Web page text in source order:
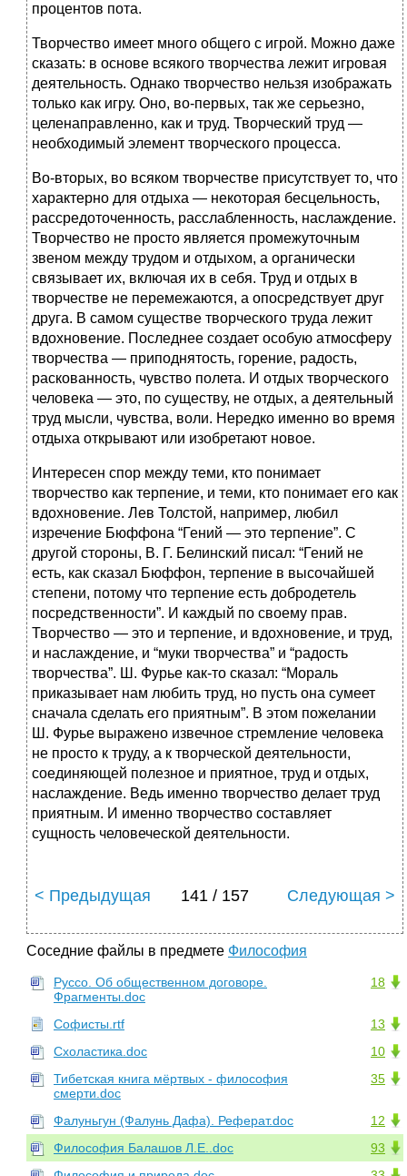
процентов пота.
Творчество имеет много общего с игрой. Можно даже
сказать: в основе всякого творчества лежит игровая
деятельность. Однако творчество нельзя изображать
только как игру. Оно, во-первых, так же серьезно,
целенаправленно, как и труд. Творческий труд —
необходимый элемент творческого процесса.
Во-вторых, во всяком творчестве присутствует то, что
характерно для отдыха — некоторая бесцельность,
рассредоточенность, расслабленность, наслаждение.
Творчество не просто является промежуточным
звеном между трудом и отдыхом, а органически
связывает их, включая их в себя. Труд и отдых в
творчестве не перемежаются, а опосредствует друг
друга. В самом существе творческого труда лежит
вдохновение. Последнее создает особую атмосферу
творчества — приподнятость, горение, радость,
раскованность, чувство полета. И отдых творческого
человека — это, по существу, не отдых, а деятельный
труд мысли, чувства, воли. Нередко именно во время
отдыха открывают или изобретают новое.
Интересен спор между теми, кто понимает
творчество как терпение, и теми, кто понимает его как
вдохновение. Лев Толстой, например, любил
изречение Бюффона “Гений — это терпение”. С
другой стороны, В. Г. Белинский писал: “Гений не
есть, как сказал Бюффон, терпение в высочайшей
степени, потому что терпение есть добродетель
посредственности”. И каждый по своему прав.
Творчество — это и терпение, и вдохновение, и труд,
и наслаждение, и “муки творчества” и “радость
творчества”. Ш. Фурье как-то сказал: “Мораль
приказывает нам любить труд, но пусть она сумеет
сначала сделать его приятным”. В этом пожелании
Ш. Фурье выражено извечное стремление человека
не просто к труду, а к творческой деятельности,
соединяющей полезное и приятное, труд и отдых,
наслаждение. Ведь именно творчество делает труд
приятным. И именно творчество составляет
сущность человеческой деятельности.
< Предыдущая 141 / 157 Следующая >
Соседние файлы в предмете Философия
18
Руссо. Об общественном договоре.
Фрагменты.doc
13
Софисты.rtf
10
Схоластика.doc
35
Тибетская книга мёртвых - философия
смерти.doc
12
Фалуньгун (Фалунь Дафа). Реферат.doc
93
Философия Балашов Л.Е..doc